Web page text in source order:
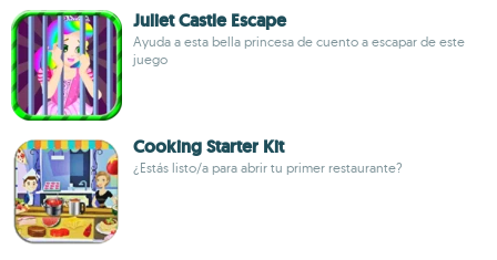
Juliet Castle Escape
Ayuda a esta bella princesa de cuento a escapar de este
juego
Cooking Starter Kit
¿Estás listo/a para abrir tu primer restaurante?